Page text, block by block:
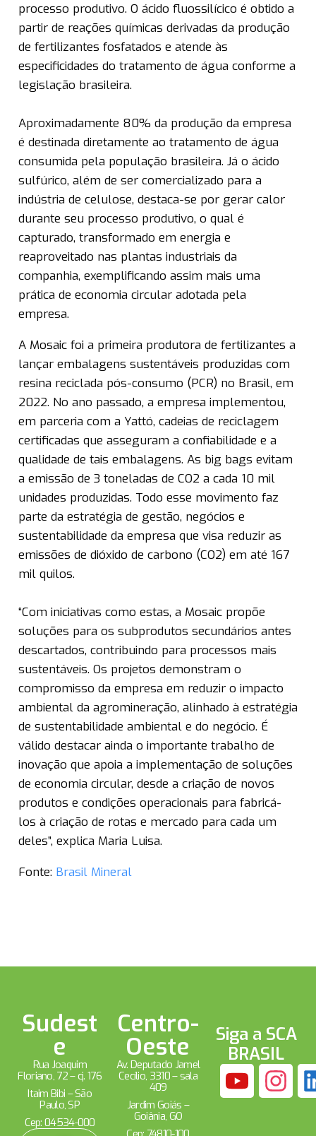
processo produtivo. O ácido fluossilícico é obtido a
partir de reações químicas derivadas da produção
de fertilizantes fosfatados e atende às
especificidades do tratamento de água conforme a
legislação brasileira.
Aproximadamente 80% da produção da empresa
é destinada diretamente ao tratamento de água
consumida pela população brasileira. Já o ácido
sulfúrico, além de ser comercializado para a
indústria de celulose, destaca-se por gerar calor
durante seu processo produtivo, o qual é
capturado, transformado em energia e
reaproveitado nas plantas industriais da
companhia, exemplificando assim mais uma
prática de economia circular adotada pela
empresa.
A Mosaic foi a primeira produtora de fertilizantes a
lançar embalagens sustentáveis produzidas com
resina reciclada pós-consumo (PCR) no Brasil, em
2022. No ano passado, a empresa implementou,
em parceria com a Yattó, cadeias de reciclagem
certificadas que asseguram a confiabilidade e a
qualidade de tais embalagens. As big bags evitam
a emissão de 3 toneladas de CO2 a cada 10 mil
unidades produzidas. Todo esse movimento faz
parte da estratégia de gestão, negócios e
sustentabilidade da empresa que visa reduzir as
emissões de dióxido de carbono (CO2) em até 167
mil quilos.
“Com iniciativas como estas, a Mosaic propõe
soluções para os subprodutos secundários antes
descartados, contribuindo para processos mais
sustentáveis. Os projetos demonstram o
compromisso da empresa em reduzir o impacto
ambiental da agromineração, alinhado à estratégia
de sustentabilidade ambiental e do negócio. É
válido destacar ainda o importante trabalho de
inovação que apoia a implementação de soluções
de economia circular, desde a criação de novos
produtos e condições operacionais para fabricá-
los à criação de rotas e mercado para cada um
deles”, explica Maria Luisa.
Fonte: Brasil Mineral
Sudest
e
Rua Joaquim
Floriano, 72 – cj. 176
Itaim Bibi – São
Paulo, SP
Cep: 04534-000
Centro-
Oeste
Av. Deputado Jamel
Cecílio, 3310 – sala
409
Jardim Goiás –
Goiânia, GO
Siga a SCA
BRASIL